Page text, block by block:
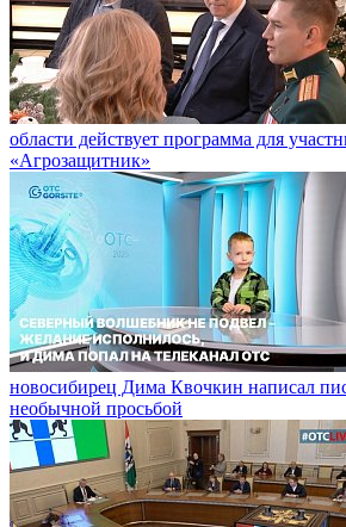
области действует программа для
«Агрозащитник»
новосибирец Дима Квочкин написал
необычной просьбой